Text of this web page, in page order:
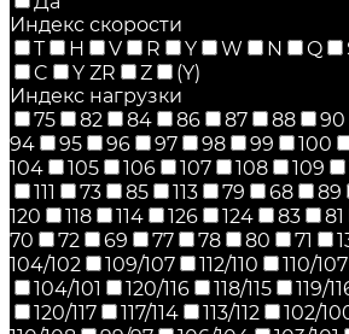
Индекс скорости
T
H V R Y W N Q
C
Y ZR Z
(Y)
Индекс нагрузки
75
82 84 86 87 88 90
94
95 96 97 98 99 100
104
105 106 107 108 109
111
73 85 113 79 68 89
120
118 114 126 124 83 81
70
72 69 77 78 80 71
104/102
109/107 112/110 110/107
104/101
120/116 118/115 119/
120/117
117/114 113/112 102/